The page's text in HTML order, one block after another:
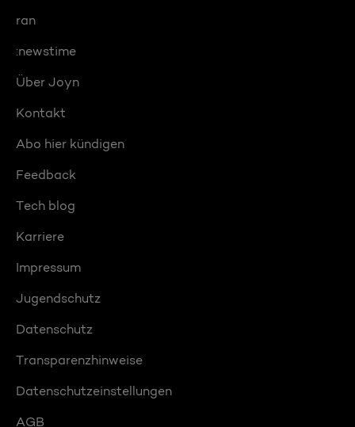
ran
:newstime
Über Joyn
Kontakt
Abo hier kündigen
Feedback
Tech blog
Karriere
Impressum
Jugendschutz
Datenschutz
Transparenzhinweise
Datenschutzeinstellungen
AGB